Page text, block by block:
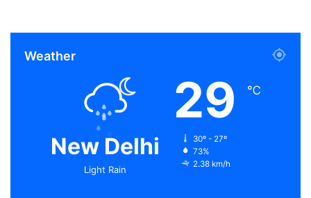
Weather
New Delhi
Light Rain
29 ℃
30º - 27º
73%
2.38 km/h